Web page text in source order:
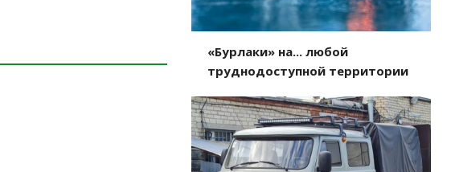
«Бурлаки» на... любой
труднодоступной территории